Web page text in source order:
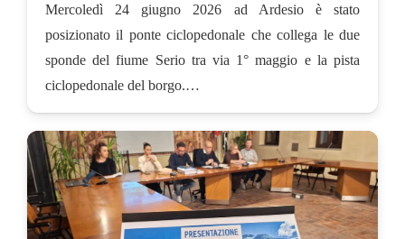
Mercoledì 24 giugno 2026 ad Ardesio è stato
posizionato il ponte ciclopedonale che collega le due
sponde del fiume Serio tra via 1° maggio e la pista
ciclopedonale del borgo.…